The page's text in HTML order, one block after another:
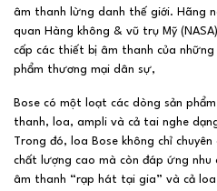
âm thanh lừng danh thế giới. Hãng
quan Hàng không & vũ trụ Mỹ
cấp các thiết bị âm thanh của
phẩm thương mại dân sự,
Bose có một loạt các dòng sản
thanh, loa, ampli và cả tai nghe
Trong đó, loa Bose không chỉ
chất lượng cao mà còn đáp ứng nhu
âm thanh “rạp hát tại gia” và cả